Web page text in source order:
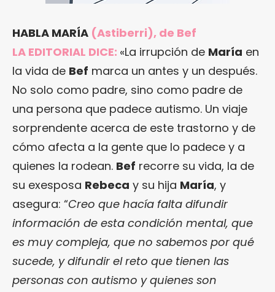
HABLA MARÍA (Astiberri), de Bef
LA EDITORIAL DICE: «La irrupción de María en
la vida de Bef marca un antes y un después.
No solo como padre, sino como padre de
una persona que padece autismo. Un viaje
sorprendente acerca de este trastorno y de
cómo afecta a la gente que lo padece y a
quienes la rodean. Bef recorre su vida, la de
su exesposa Rebeca y su hija María, y
asegura: “Creo que hacía falta difundir
información de esta condición mental, que
es muy compleja, que no sabemos por qué
sucede, y difundir el reto que tienen las
personas con autismo y quienes son